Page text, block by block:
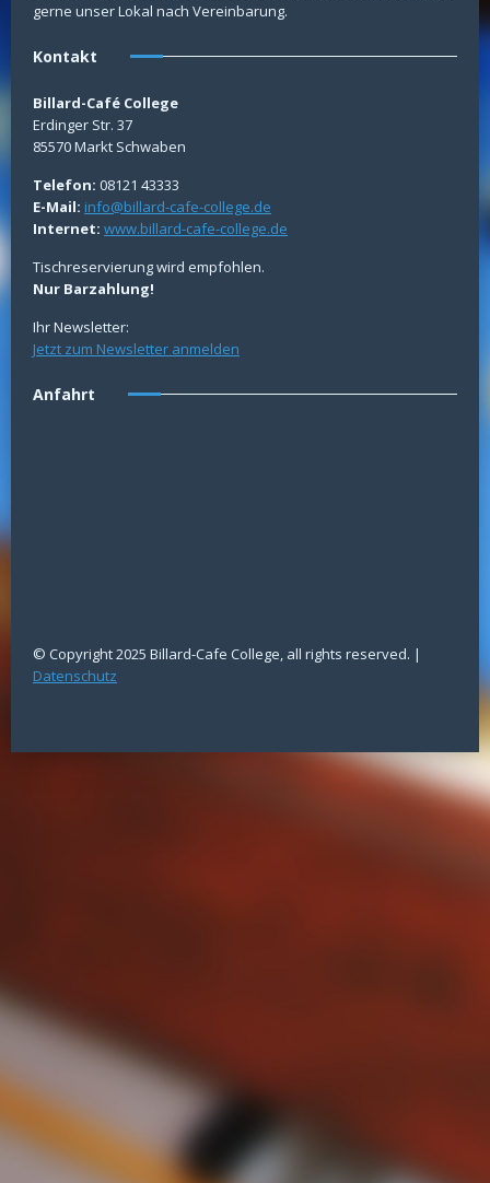
gerne unser Lokal nach Vereinbarung.
Kontakt
Billard-Café College
Erdinger Str. 37
85570 Markt Schwaben
Telefon: 08121 43333
E-Mail: info@billard-cafe-college.de
Internet: www.billard-cafe-college.de
Tischreservierung wird empfohlen.
Nur Barzahlung!
Ihr Newsletter:
Jetzt zum Newsletter anmelden
Anfahrt
© Copyright 2025 Billard-Cafe College, all rights reserved. |
Datenschutz